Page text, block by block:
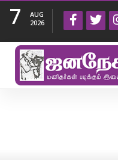
7
AUG
2026